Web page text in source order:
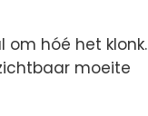
om hóé het klonk.
moeite